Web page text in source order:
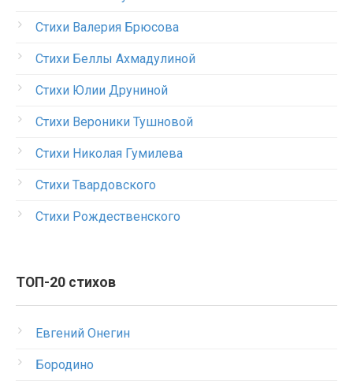
Стихи Валерия Брюсова
Стихи Беллы Ахмадулиной
Стихи Юлии Друниной
Стихи Вероники Тушновой
Стихи Николая Гумилева
Стихи Твардовского
Стихи Рождественского
ТОП-20 стихов
Евгений Онегин
Бородино